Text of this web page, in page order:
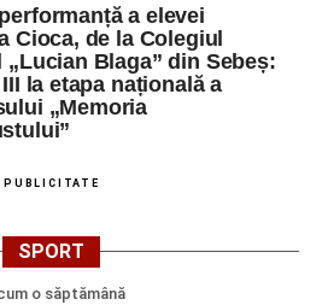
a elevei
Cioca, de la Colegiul
„Lucian Blaga” din Sebeș:
la etapa națională a
„Memoria
PUBLICITATE
SPORT
o săptămână